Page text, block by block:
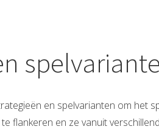
en spelvarianten om het
flankeren en ze vanuit